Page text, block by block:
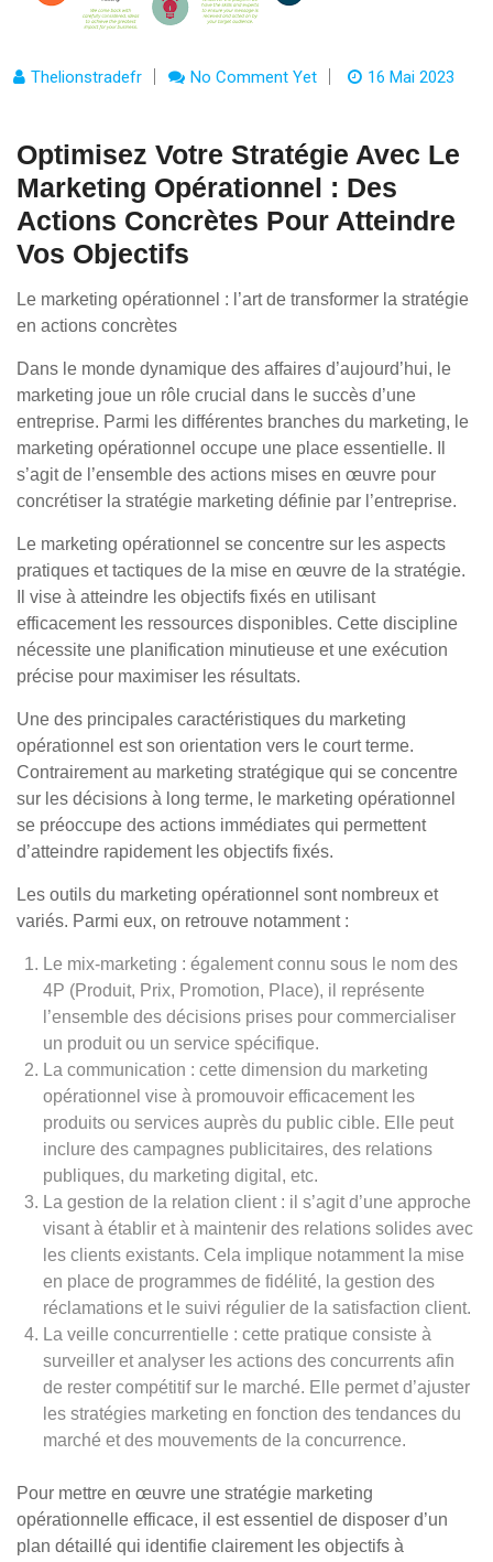
Thelionstradefr No Comment Yet 16 Mai 2023
Optimisez Votre Stratégie Avec Le
Marketing Opérationnel : Des
Actions Concrètes Pour Atteindre
Vos Objectifs
Le marketing opérationnel : l’art de transformer la stratégie
en actions concrètes
Dans le monde dynamique des affaires d’aujourd’hui, le
marketing joue un rôle crucial dans le succès d’une
entreprise. Parmi les différentes branches du marketing, le
marketing opérationnel occupe une place essentielle. Il
s’agit de l’ensemble des actions mises en œuvre pour
concrétiser la stratégie marketing définie par l’entreprise.
Le marketing opérationnel se concentre sur les aspects
pratiques et tactiques de la mise en œuvre de la stratégie.
Il vise à atteindre les objectifs fixés en utilisant
efficacement les ressources disponibles. Cette discipline
nécessite une planification minutieuse et une exécution
précise pour maximiser les résultats.
Une des principales caractéristiques du marketing
opérationnel est son orientation vers le court terme.
Contrairement au marketing stratégique qui se concentre
sur les décisions à long terme, le marketing opérationnel
se préoccupe des actions immédiates qui permettent
d’atteindre rapidement les objectifs fixés.
Les outils du marketing opérationnel sont nombreux et
variés. Parmi eux, on retrouve notamment :
Le mix-marketing : également connu sous le nom des
4P (Produit, Prix, Promotion, Place), il représente
l’ensemble des décisions prises pour commercialiser
un produit ou un service spécifique.
La communication : cette dimension du marketing
opérationnel vise à promouvoir efficacement les
produits ou services auprès du public cible. Elle peut
inclure des campagnes publicitaires, des relations
publiques, du marketing digital, etc.
La gestion de la relation client : il s’agit d’une approche
visant à établir et à maintenir des relations solides avec
les clients existants. Cela implique notamment la mise
en place de programmes de fidélité, la gestion des
réclamations et le suivi régulier de la satisfaction client.
La veille concurrentielle : cette pratique consiste à
surveiller et analyser les actions des concurrents afin
de rester compétitif sur le marché. Elle permet d’ajuster
les stratégies marketing en fonction des tendances du
marché et des mouvements de la concurrence.
Pour mettre en œuvre une stratégie marketing
opérationnelle efficace, il est essentiel de disposer d’un
plan détaillé qui identifie clairement les objectifs à